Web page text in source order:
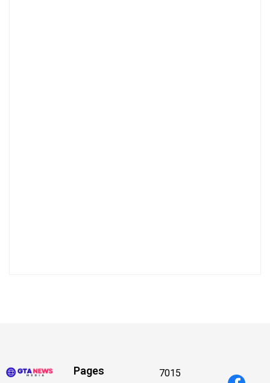
Pages 7015